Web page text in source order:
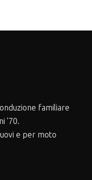
familiare
’70.
e per moto